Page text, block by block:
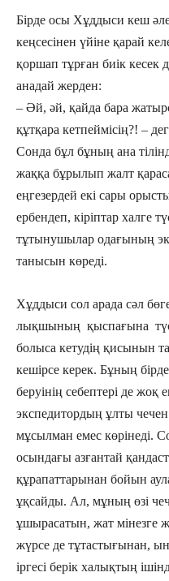
Бірде осы Хұддыси кеш
кеңсесінен үйіне қарай
қоршап тұрған биік кесек
анадай жерден:
– Әй, әй, қайда бара
құтқара кетпеймісің?! –
Сонда бұл бұның ана
жаққа бұрылып жалт
еңгезердей екі сары
ербендеп, кіріптар халге
тұтынушылар одағының
танысын көреді.
Хұддыси сол арада сәл
лық­шының қыспағына
болыса кетудің қисынын
кешірсе керек. Бұның
беруінің себептері де жоқ
экспедитордың ұлты
мұсылман емес көрінеді.
осындағы азғантай
құрапаттарынан бойын
ұқсайды. Ал, мұның өзі
ұшырасатын, жат мінезге
жүрсе де тұтастығынан,
іргесі берік ха­лықтың